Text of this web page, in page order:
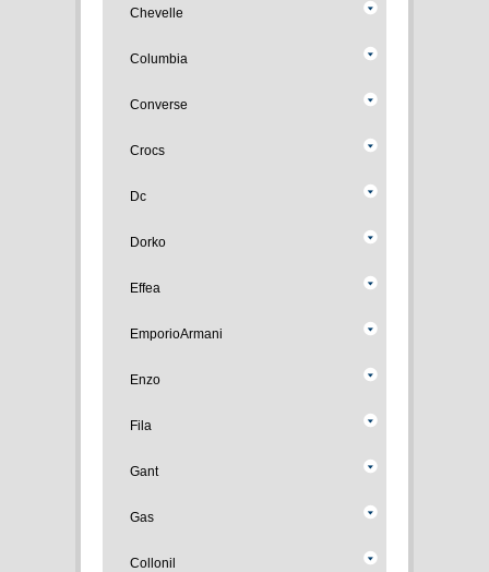
Chevelle
Columbia
Converse
Crocs
Dc
Dorko
Effea
EmporioArmani
Enzo
Fila
Gant
Gas
Collonil